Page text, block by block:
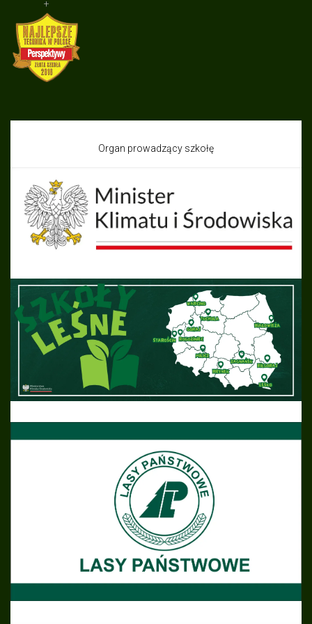
+
Organ prowadzący szkołę